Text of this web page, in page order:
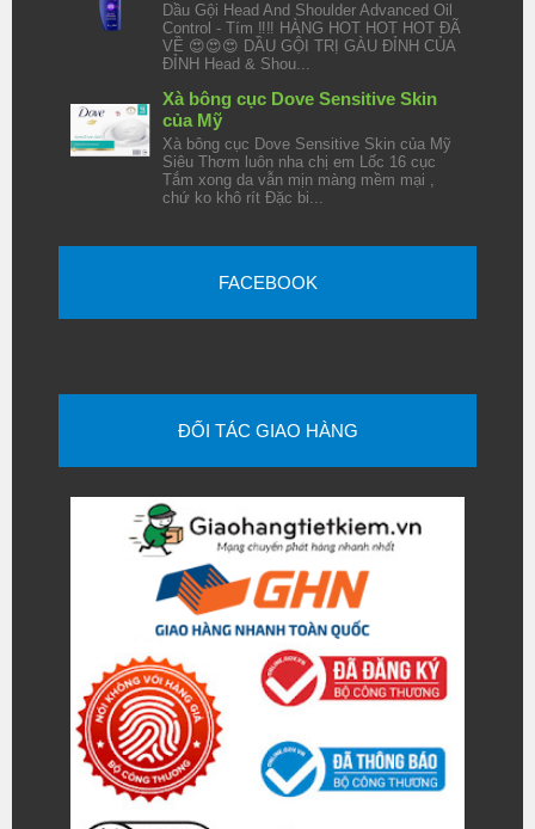
Dầu Gội Head And Shoulder Advanced Oil
Control - Tím ‼️‼️ HÀNG HOT HOT HOT ĐÃ
VỀ 😍😍😍 DẦU GỘI TRỊ GÀU ĐỈNH CỦA
ĐỈNH Head & Shou...
Xà bông cục Dove Sensitive Skin
của Mỹ
Xà bông cục Dove Sensitive Skin của Mỹ
Siêu Thơm luôn nha chị em Lốc 16 cục
Tắm xong da vẫn mịn màng mềm mại ,
chứ ko khô rít Đặc bi...
FACEBOOK
ĐỐI TÁC GIAO HÀNG